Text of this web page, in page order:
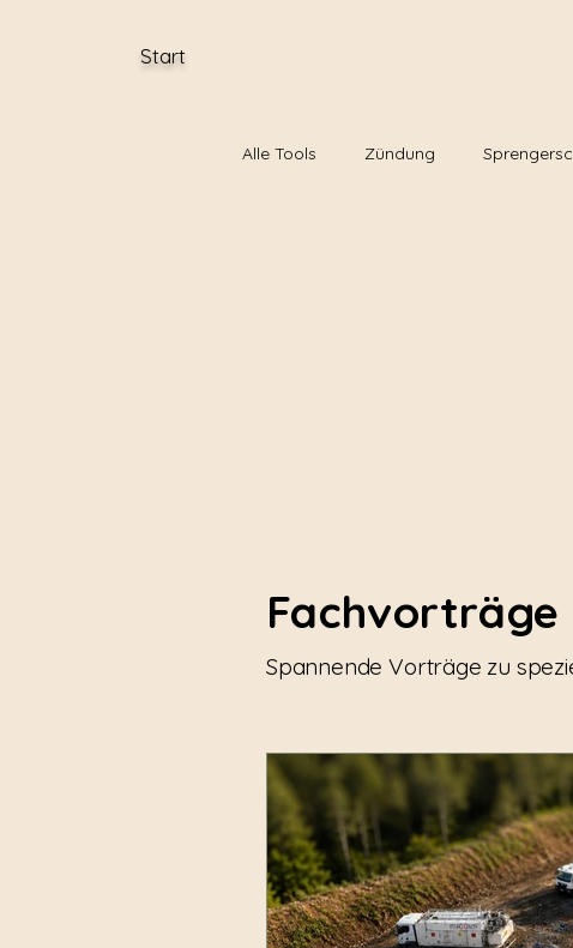
Start
Alle Tools Zündung
Fachvorträge
Spannende Vorträge zu